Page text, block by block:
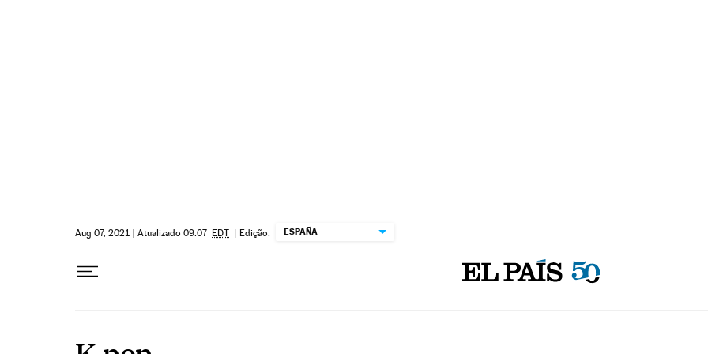
Aug 07, 2021 | Atualizado 09:07 EDT | Edição: ESPAÑA